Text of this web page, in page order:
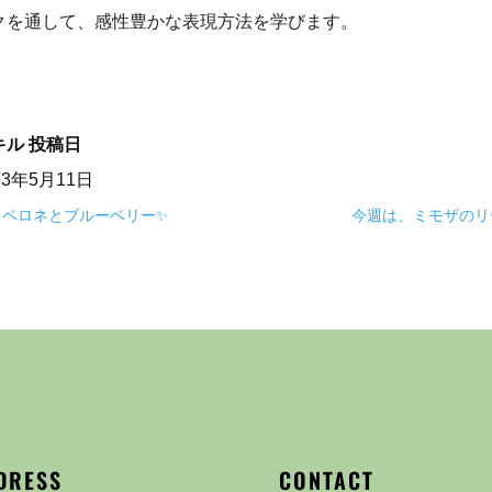
を通して、感性豊かな表現方法を学びます。
ル 投稿日
年5月11日
ロネとブルーベリー✨ 今週は、ミモザのリ
CONTACT